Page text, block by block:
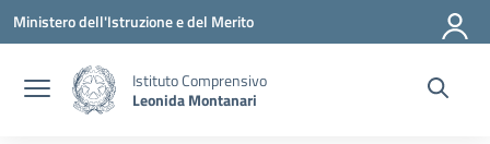
Vai ai contenuti
Vai al menu di navigazione
Vai al footer
Ministero dell'Istruzione e del Merito
Istituto Comprensivo
Leonida Montanari